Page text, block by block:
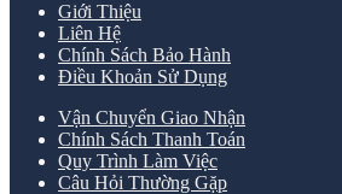
Giới Thiệu
Liên Hệ
Chính Sách Bảo Hành
Điều Khoản Sử Dụng
Vận Chuyển Giao Nhận
Chính Sách Thanh Toán
Quy Trình Làm Việc
Câu Hỏi Thường Gặp